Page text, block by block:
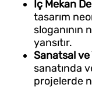
İç Mekan
tasarım
sloganının
yansıtır.
Sanatsal ve
sanatında
projelerde